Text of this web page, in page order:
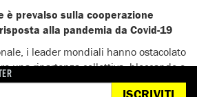
è prevalso sulla cooperazione
alla pandemia da Covid-19
i leader mondiali hanno ostacolato
una ripartenza collettiva, bloccando o
internazionale.